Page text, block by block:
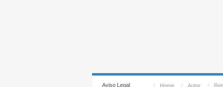
Aviso Legal / Home / Autor /